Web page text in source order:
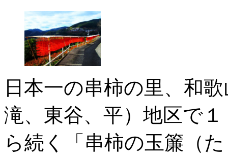
日本一の串柿の里、和
滝、東谷、平）地区で
ら続く「串柿の玉簾（